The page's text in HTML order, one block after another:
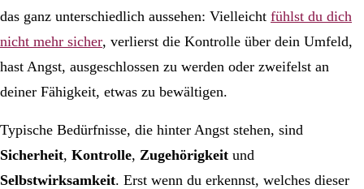
das ganz unterschiedlich aussehen: Vielleicht fühlst du dich
nicht mehr sicher, verlierst die Kontrolle über dein Umfeld,
hast Angst, ausgeschlossen zu werden oder zweifelst an
deiner Fähigkeit, etwas zu bewältigen.
Typische Bedürfnisse, die hinter Angst stehen, sind
Sicherheit, Kontrolle, Zugehörigkeit und
Selbstwirksamkeit. Erst wenn du erkennst, welches dieser